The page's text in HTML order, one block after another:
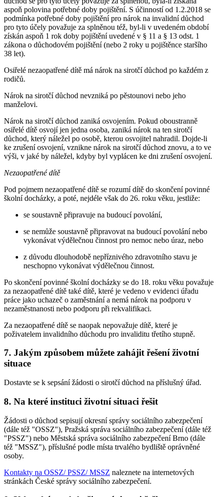
aspoň polovina potřebné doby pojištění. S účinností od 1.2.2018 se
podmínka potřebné doby pojištění pro nárok na invalidní důchod
pro tyto účely považuje za splněnou též, byl-li v uvedeném období
získán aspoň 1 rok doby pojištění uvedené v § 11 a § 13 odst. 1
zákona o důchodovém pojištění (nebo 2 roky u pojištěnce staršího
38 let).
Osiřelé nezaopatřené dítě má nárok na sirotčí důchod po každém z
rodičů.
Nárok na sirotčí důchod nevzniká po pěstounovi nebo jeho
manželovi.
Nárok na sirotčí důchod zaniká osvojením. Pokud oboustranně
osiřelé dítě osvojí jen jedna osoba, zaniká nárok na ten sirotčí
důchod, který náležel po osobě, kterou osvojitel nahradil. Dojde-li
ke zrušení osvojení, vznikne nárok na sirotčí důchod znovu, a to ve
výši, v jaké by náležel, kdyby byl vyplácen ke dni zrušení osvojení.
Nezaopatřené dítě
Pod pojmem nezaopatřené dítě se rozumí dítě do skončení povinné
školní docházky, a poté, nejdéle však do 26. roku věku, jestliže:
se soustavně připravuje na budoucí povolání,
se nemůže soustavně připravovat na budoucí povolání nebo
vykonávat výdělečnou činnost pro nemoc nebo úraz, nebo
z důvodu dlouhodobě nepříznivého zdravotního stavu je
neschopno vykonávat výdělečnou činnost.
Po skončení povinné školní docházky se do 18. roku věku považuje
za nezaopatřené dítě také dítě, které je vedeno v evidenci úřadu
práce jako uchazeč o zaměstnání a nemá nárok na podporu v
nezaměstnanosti nebo podporu při rekvalifikaci.
Za nezaopatřené dítě se naopak nepovažuje dítě, které je
poživatelem invalidního důchodu pro invaliditu třetího stupně.
7. Jakým způsobem můžete zahájit řešení životní
situace
Dostavte se k sepsání žádosti o sirotčí důchod na příslušný úřad.
8. Na které instituci životní situaci řešit
Žádosti o důchod sepisují okresní správy sociálního zabezpečení
(dále též "OSSZ"), Pražská správa sociálního zabezpečení (dále též
"PSSZ") nebo Městská správa sociálního zabezpečení Brno (dále
též "MSSZ"), příslušné podle místa trvalého bydliště oprávněné
osoby.
Kontakty na OSSZ/ PSSZ/ MSSZ naleznete na internetových
stránkách České správy sociálního zabezpečení.